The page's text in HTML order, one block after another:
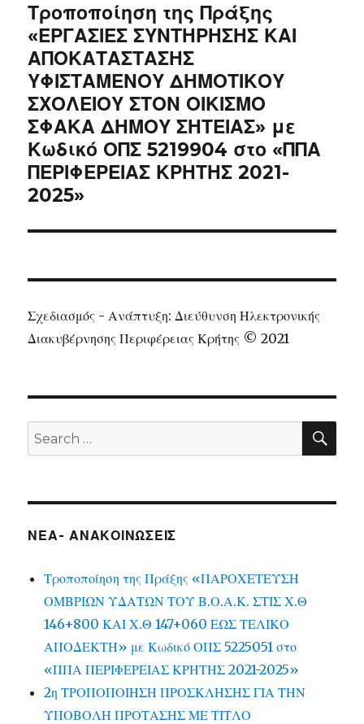
Next
post:
Τροποποίηση της Πράξης
«ΕΡΓΑΣΙΕΣ ΣΥΝΤΗΡΗΣΗΣ ΚΑΙ
ΑΠΟΚΑΤΑΣΤΑΣΗΣ
ΥΦΙΣΤΑΜΕΝΟΥ ΔΗΜΟΤΙΚΟΥ
ΣΧΟΛΕΙΟΥ ΣΤΟΝ ΟΙΚΙΣΜΟ
ΣΦΑΚΑ ΔΗΜΟΥ ΣΗΤΕΙΑΣ» με
Κωδικό ΟΠΣ 5219904 στο «ΠΠΑ
ΠΕΡΙΦΕΡΕΙΑΣ ΚΡΗΤΗΣ 2021-
2025»
Σχεδιασμός - Ανάπτυξη: Διεύθυνση Ηλεκτρονικής
Διακυβέρνησης Περιφέρειας Κρήτης © 2021
Search
for:
ΝΕΑ- ΑΝΑΚΟΙΝΩΣΕΙΣ
Τροποποίηση της Πράξης «ΠΑΡΟΧΕΤΕΥΣΗ
ΟΜΒΡΙΩΝ ΥΔΑΤΩΝ ΤΟΥ Β.Ο.Α.Κ. ΣΤΙΣ Χ.Θ
146+800 ΚΑΙ Χ.Θ 147+060 ΕΩΣ ΤΕΛΙΚΟ
ΑΠΟΔΕΚΤΗ» με Κωδικό ΟΠΣ 5225051 στο
«ΠΠΑ ΠΕΡΙΦΕΡΕΙΑΣ ΚΡΗΤΗΣ 2021-2025»
2η ΤΡΟΠΟΠΟΙΗΣΗ ΠΡΟΣΚΛΗΣΗΣ ΓΙΑ ΤΗΝ
ΥΠΟΒΟΛΗ ΠΡΟΤΑΣΗΣ ΜΕ ΤΙΤΛΟ